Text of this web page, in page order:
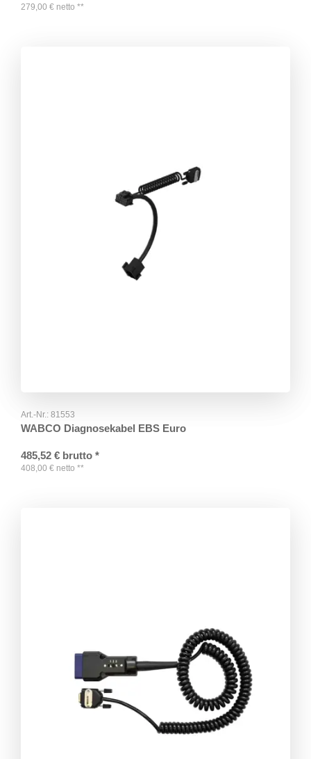
279,00 € netto **
Art.-Nr.: 81553
WABCO Diagnosekabel EBS Euro
485,52 € brutto *
408,00 € netto **